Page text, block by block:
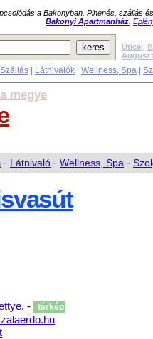
a Bakonyban. Pihenés, szállás
Bakonyi Apartmanház
Úticél:
Szállás Látnivalók Wellness, Spa
megye
- Látnivaló - Wellness, Spa -
, - térkép